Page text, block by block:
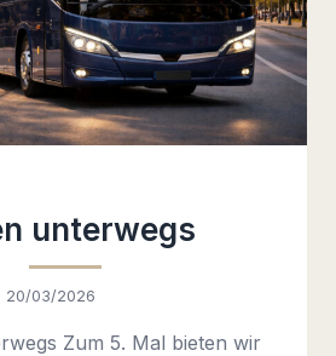
unterwegs
20/03/2026
Zum 5. Mal bieten wir